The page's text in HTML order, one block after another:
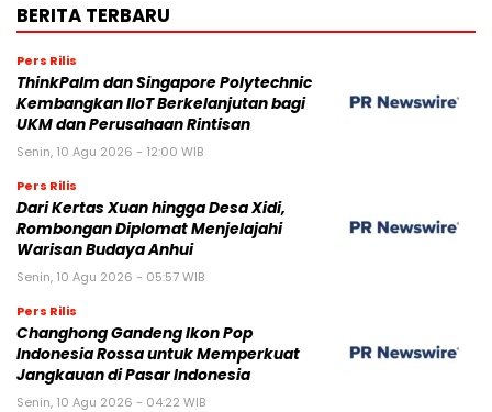
BERITA TERBARU
Pers Rilis
ThinkPalm dan Singapore Polytechnic
Kembangkan IIoT Berkelanjutan bagi
UKM dan Perusahaan Rintisan
Senin, 10 Agu 2026 - 12:00 WIB
Pers Rilis
Dari Kertas Xuan hingga Desa Xidi,
Rombongan Diplomat Menjelajahi
Warisan Budaya Anhui
Senin, 10 Agu 2026 - 05:57 WIB
Pers Rilis
Changhong Gandeng Ikon Pop
Indonesia Rossa untuk Memperkuat
Jangkauan di Pasar Indonesia
Senin, 10 Agu 2026 - 04:22 WIB